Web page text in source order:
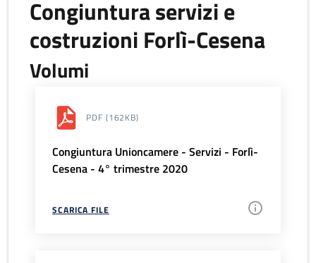
Congiuntura servizi e
costruzioni Forlì-Cesena
Volumi
PDF (162KB)
Congiuntura Unioncamere - Servizi - Forlì-
Cesena - 4° trimestre 2020
SCARICA FILE